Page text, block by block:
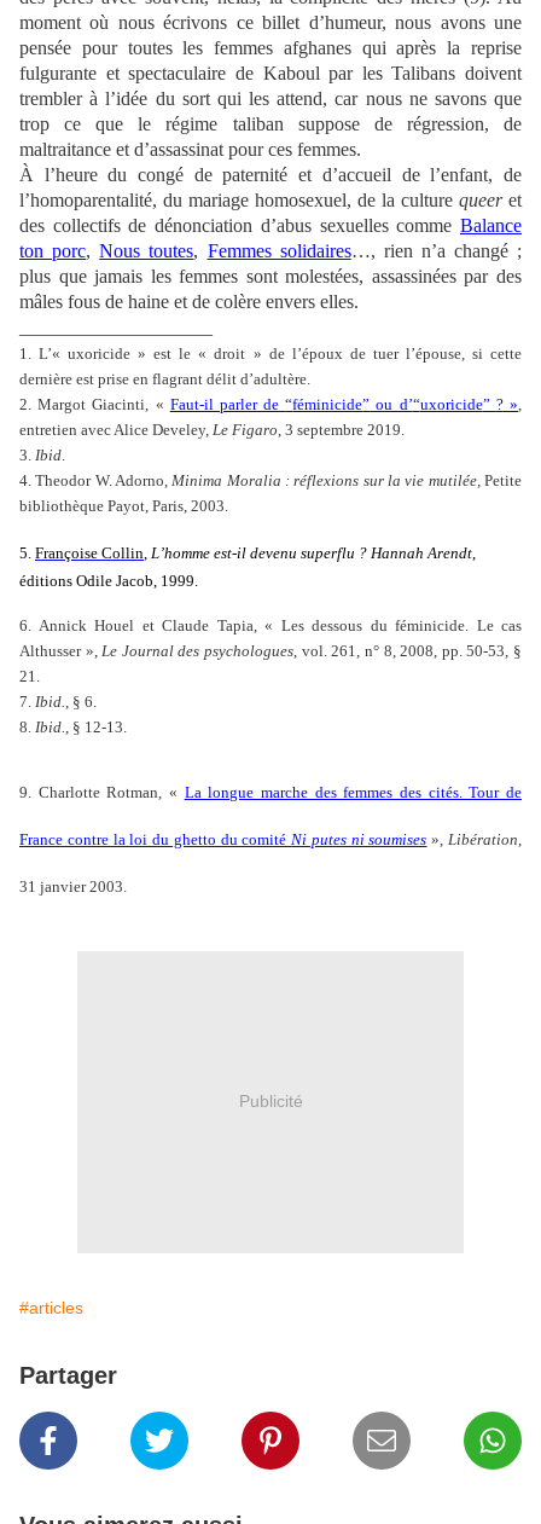
moment où nous écrivons ce billet d’humeur, nous avons une
pensée pour toutes les femmes afghanes qui après la reprise
fulgurante et spectaculaire de Kaboul par les Talibans doivent
trembler à l’idée du sort qui les attend, car nous ne savons que
trop ce que le régime taliban suppose de régression, de
maltraitance et d’assassinat pour ces femmes.
À l’heure du congé de paternité et d’accueil de l’enfant, de
l’homoparentalité, du mariage homosexuel, de la culture queeret
des collectifs de dénonciation d’abus sexuelles comme Balance
ton porc,Nous toutes, Femmes solidaires…, rien n’a changé ;
plus que jamais les femmes sont molestées, assassinées par des
mâles fous de haine et de colère envers elles.
1. L’« uxoricide » est le « droit » de l’époux de tuer l’épouse, si cette
dernière est prise en flagrant délit d’adultère.
2.Margot Giacinti, « Faut-il parler de“féminicide” ou d’“uxoricide” ?»
entretien avec Alice Develey, Le Figaro , 3 septembre 2019.
3. Ibid
4. Theodor W. Adorno, Minima Moralia : réflexions sur la vie mutilée,Petite
bibliothèque Payot, Paris, 2003.
5. Françoise Collin L’homme est-il devenu superflu ? Hannah Arendt
éditions Odile Jacob, 1999.
6. Annick Houel et Claude Tapia, « Les dessous du féminicide. Le cas
Althusser »,Le Journal des psychologues, vol. 261, n° 8, 2008, pp. 50-53, §
21.
7. Ibid., § 6.
8. Ibid., § 12-13.
9. Charlotte Rotman, « La longue marche des femmes des cités. Tour de
France contre la loi du ghetto du comitéNi putes ni soumises »,Libération,
31 janvier 2003.
Publicité
#articles
Partager